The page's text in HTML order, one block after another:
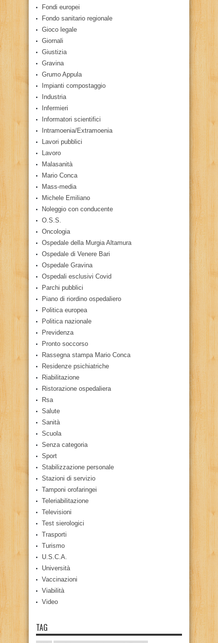
Fondi europei
Fondo sanitario regionale
Gioco legale
Giornali
Giustizia
Gravina
Grumo Appula
Impianti compostaggio
Industria
Infermieri
Informatori scientifici
Intramoenia/Extramoenia
Lavori pubblici
Lavoro
Malasanità
Mario Conca
Mass-media
Michele Emiliano
Noleggio con conducente
O.S.S.
Oncologia
Ospedale della Murgia Altamura
Ospedale di Venere Bari
Ospedale Gravina
Ospedali esclusivi Covid
Parchi pubblici
Piano di riordino ospedaliero
Politica europea
Politica nazionale
Previdenza
Pronto soccorso
Rassegna stampa Mario Conca
Residenze psichiatriche
Riabilitazione
Ristorazione ospedaliera
Rsa
Salute
Sanità
Scuola
Senza categoria
Sport
Stabilizzazione personale
Stazioni di servizio
Tamponi orofaringei
Teleriabilitazione
Televisioni
Test sierologici
Trasporti
Turismo
U.S.C.A.
Università
Vaccinazioni
Viabilità
Video
TAG